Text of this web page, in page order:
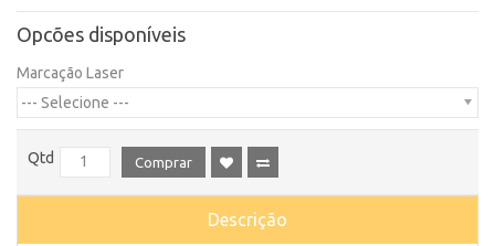
Opcões disponíveis
Marcação Laser
--- Selecione ---
Qtd Comprar
Descrição